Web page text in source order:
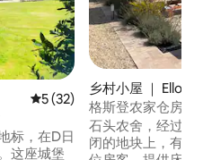
平均评分 5 分（满分 5 分）
5 (32)
标，在D日
这座城堡
乡村小屋 ｜ Ellon
格斯登农家仓房
石头农舍，经过翻
闭的地块上，有2